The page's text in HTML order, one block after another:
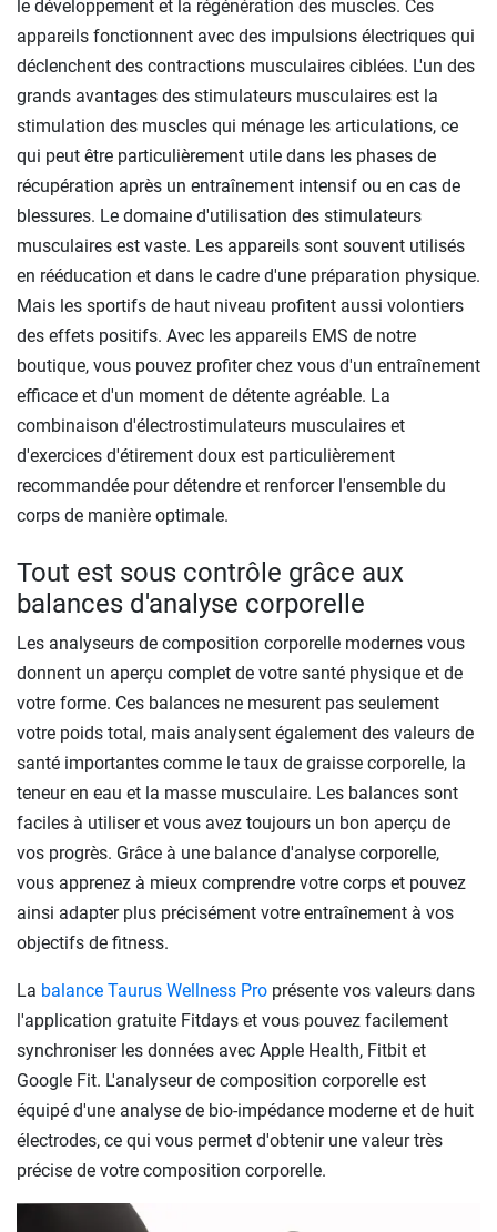
le développement et la régénération des muscles. Ces
appareils fonctionnent avec des impulsions électriques qui
déclenchent des contractions musculaires ciblées. L'un des
grands avantages des stimulateurs musculaires est la
stimulation des muscles qui ménage les articulations, ce
qui peut être particulièrement utile dans les phases de
récupération après un entraînement intensif ou en cas de
blessures. Le domaine d'utilisation des stimulateurs
musculaires est vaste. Les appareils sont souvent utilisés
en rééducation et dans le cadre d'une préparation physique.
Mais les sportifs de haut niveau profitent aussi volontiers
des effets positifs. Avec les appareils EMS de notre
boutique, vous pouvez profiter chez vous d'un entraînement
efficace et d'un moment de détente agréable. La
combinaison d'électrostimulateurs musculaires et
d'exercices d'étirement doux est particulièrement
recommandée pour détendre et renforcer l'ensemble du
corps de manière optimale.
Tout est sous contrôle grâce aux
balances d'analyse corporelle
Les analyseurs de composition corporelle modernes vous
donnent un aperçu complet de votre santé physique et de
votre forme. Ces balances ne mesurent pas seulement
votre poids total, mais analysent également des valeurs de
santé importantes comme le taux de graisse corporelle, la
teneur en eau et la masse musculaire. Les balances sont
faciles à utiliser et vous avez toujours un bon aperçu de
vos progrès. Grâce à une balance d'analyse corporelle,
vous apprenez à mieux comprendre votre corps et pouvez
ainsi adapter plus précisément votre entraînement à vos
objectifs de fitness.
La balance Taurus Wellness Pro présente vos valeurs dans
l'application gratuite Fitdays et vous pouvez facilement
synchroniser les données avec Apple Health, Fitbit et
Google Fit. L'analyseur de composition corporelle est
équipé d'une analyse de bio-impédance moderne et de huit
électrodes, ce qui vous permet d'obtenir une valeur très
précise de votre composition corporelle.